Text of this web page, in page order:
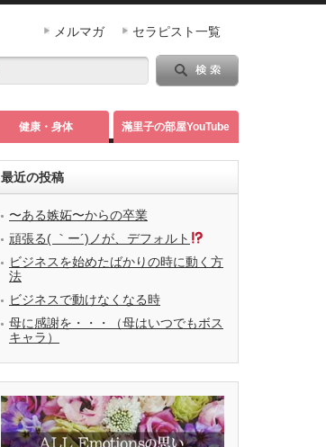
メルマガ セラピスト一覧
健康・身体 滿里子の部屋YouTube
最近の投稿
〜ある嫉妬〜からの卒業
頑張る( ｀ー´)ノが、デフォルト
ビジネスを始めたばかりの時に動く方
法
ビジネスで動けなくなる時
母に感謝を・・・（母はいつでもボス
キャラ）